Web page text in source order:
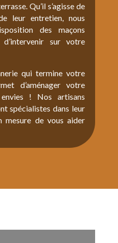
Qu’il s’agisse de
leur entretien, nous
des maçons
sur votre
qui termine votre
d’aménager votre
! Nos artisans
spécialistes dans leur
mesure de vous aider